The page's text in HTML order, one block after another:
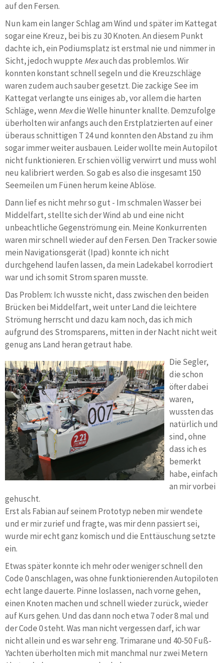
auf den Fersen.
Nun kam ein langer Schlag am Wind und später im Kattegat
sogar eine Kreuz, bei bis zu 30 Knoten. An diesem Punkt
dachte ich, ein Podiumsplatz ist erstmal nie und nimmer in
Sicht, jedoch wuppte Mexauch das problemlos. Wir
konnten konstant schnell segeln und die Kreuzschläge
waren zudem auch sauber gesetzt. Die zackige See im
Kattegat verlangte uns einiges ab, vor allem die harten
Schläge, wenn Mexdie Welle hinunter knallte. Demzufolge
überholten wir anfangs auch den Erstplatzierten auf einer
überaus schnittigen T 24 und konnten den Abstand zu ihm
sogar immer weiter ausbauen. Leider wollte mein Autopilot
nicht funktionieren. Er schien völlig verwirrt und muss wohl
neu kalibriert werden. So gab es also die insgesamt 150
Seemeilen um Fünen herum keine Ablöse.
Dann lief es nicht mehr so gut - Im schmalen Wasser bei
Middelfart, stellte sich der Wind ab und eine nicht
unbeachtliche Gegenströmung ein. Meine Konkurrenten
waren mir schnell wieder auf den Fersen. Den Tracker sowie
mein Navigationsgerät (Ipad) konnte ich nicht
durchgehend laufen lassen, da mein Ladekabel korrodiert
war und ich somit Strom sparen musste.
Das Problem: Ich wusste nicht, dass zwischen den beiden
Brücken bei Middelfart, weit unter Land die leichtere
Strömung herrscht und dazu kam noch, das ich mich
aufgrund des Stromsparens, mitten in der Nacht nicht weit
genug ans Land heran getraut habe.
Die Segler,
die schon
öfter dabei
waren,
wussten das
natürlich und
sind, ohne
dass ich es
bemerkt
habe, einfach
an mir vorbei
gehuscht.
Erst als Fabian auf seinem Prototyp neben mir wendete
und er mir zurief und fragte, was mir denn passiert sei,
wurde mir echt ganz komisch und die Enttäuschung setzte
ein.
Etwas später konnte ich mehr oder weniger schnell den
Code 0 anschlagen, was ohne funktionierenden Autopiloten
echt lange dauerte. Pinne loslassen, nach vorne gehen,
einen Knoten machen und schnell wieder zurück, wieder
auf Kurs gehen. Und das dann noch etwa 7 oder 8 mal und
der Code 0 steht. Was man nicht vergessen darf, ich war
nicht allein und es war sehr eng. Trimarane und 40-50 Fuß-
Yachten überholten mich mit manchmal nur zwei Metern